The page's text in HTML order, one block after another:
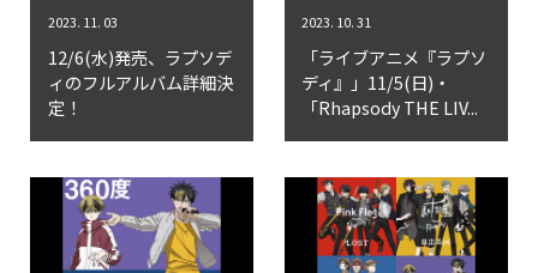
Goods
Cast / Staff
About
2023. 11. 03
12/6(水)発売、ラプソデ
ィのフルアルバム詳細決
定！
2023. 10. 31
「ライブアニメ『ラプソ
ディ』」11/5(日)・
「Rhapsody THE LIV...